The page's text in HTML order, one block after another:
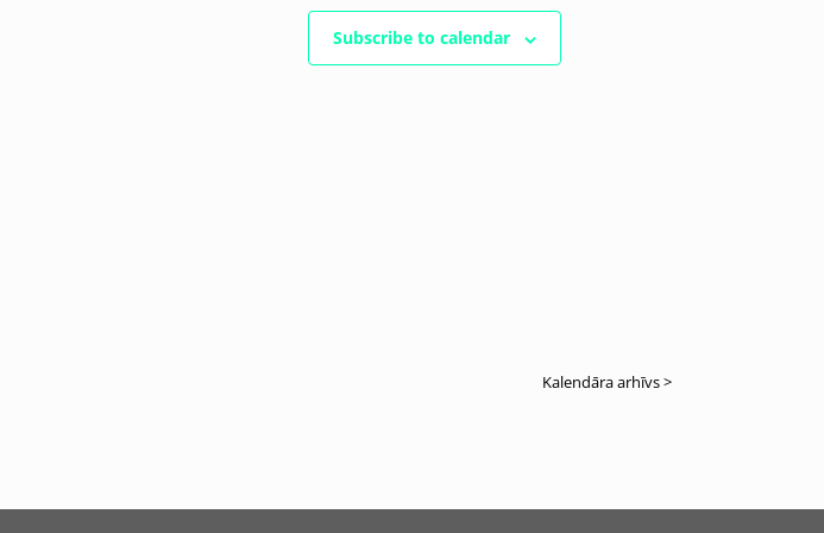
Subscribe to calendar
Kalendāra arhīvs >